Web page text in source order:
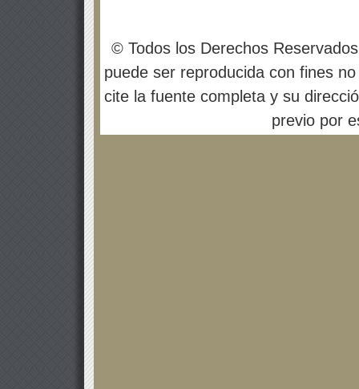
© Todos los Derechos
puede ser reproducida con fines
cite la fuente completa y su
previo por